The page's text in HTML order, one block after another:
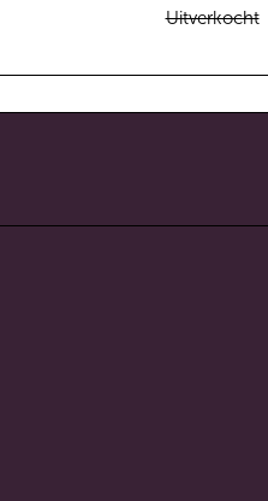
Uitverkocht